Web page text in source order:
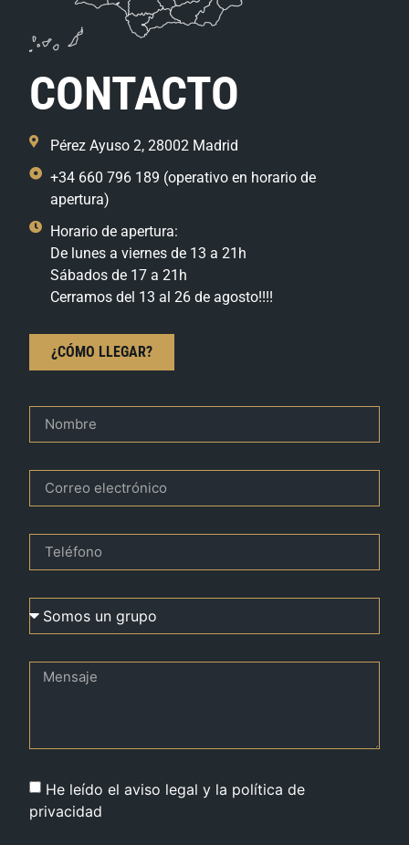
CONTACTO
Pérez Ayuso 2, 28002 Madrid
+34 660 796 189 (operativo en horario de
apertura)
Horario de apertura:
De lunes a viernes de 13 a 21h
Sábados de 17 a 21h
Cerramos del 13 al 26 de agosto!!!!
¿CÓMO LLEGAR?
He leído el aviso legal y la política de
privacidad